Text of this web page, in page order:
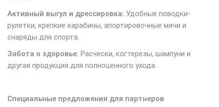
Активный выгул и дрессировка: Удобные поводки-
рулетки, крепкие карабины, апортировочные мячи и
снаряды для спорта.
Забота о здоровье: Расчески, когтерезы, шампуни и
другая продукция для полноценного ухода.
Специальные предложения для партнеров